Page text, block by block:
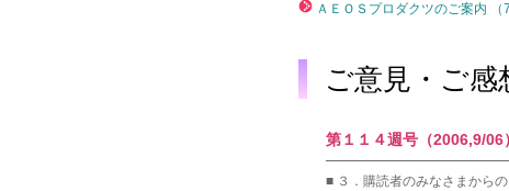
ＡＥＯＳプロダクツのご案内 （
ご意見・ご感
第１１４週号（2006,9/06）
■ ３．購読者のみなさまから